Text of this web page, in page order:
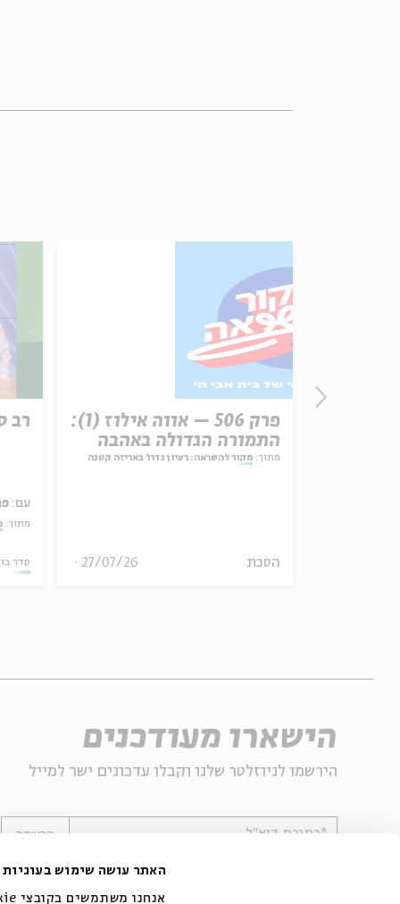
האתר עושה שימוש בעוגיות
רב
עם:
מתוך:
סדר
פרק 506 – אווה אילוז (1):
התמורה הגדולה באהבה
מתוך: מקור להשראה: רעיון גדול באריזה קטנה
הסכת 27/07/26
הישארו מעודכנים
הירשמו לניוזלטר שלנו וקבלו עדכונים ישר למייל
*כתובת דוא"ל הרשמה